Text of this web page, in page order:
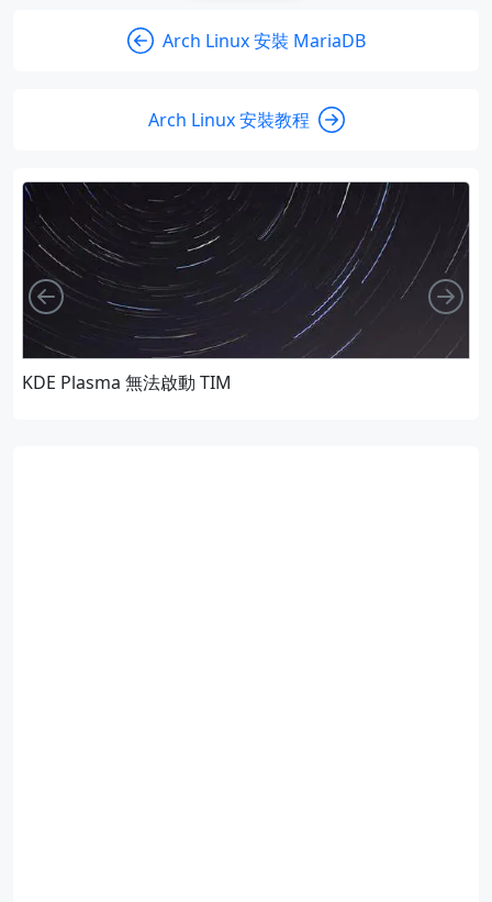
Arch Linux 安裝 MariaDB
Arch Linux 安裝教程
KDE Plasma 無法啟動 TIM
向左 向